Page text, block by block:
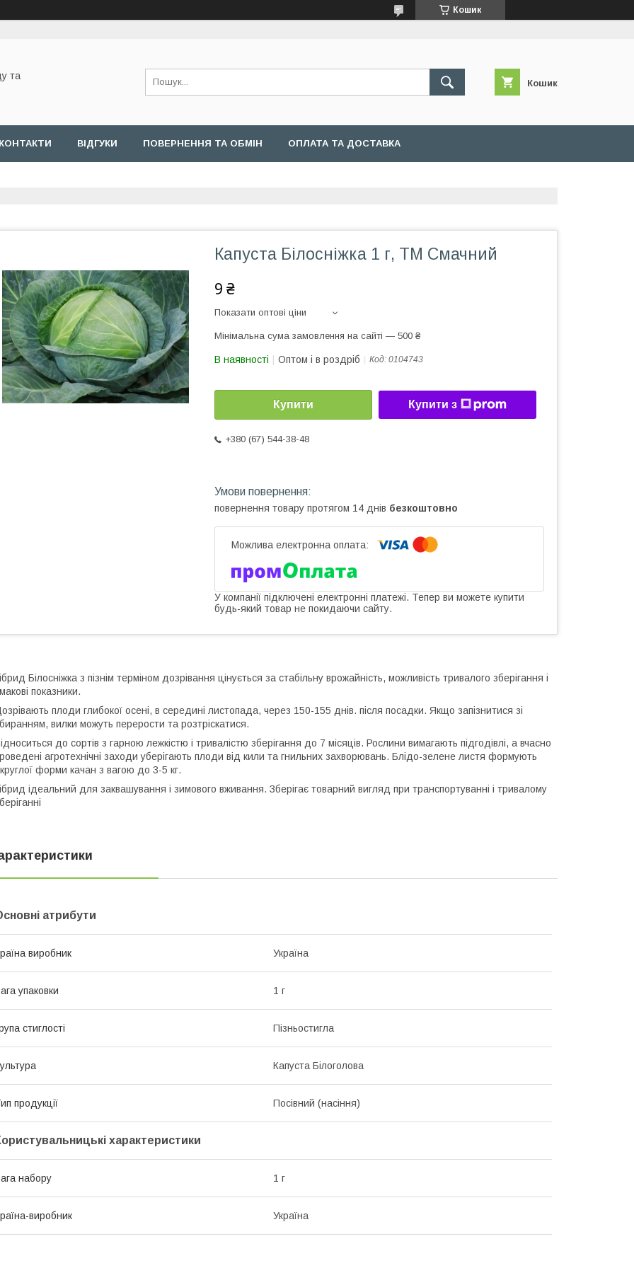
Кошик
та
Кошик
ВІДГУКИ ПОВЕРНЕННЯ ТА ОБМІН ОПЛАТА ТА ДОСТАВКА
Капуста Білосніжка 1 г, ТМ Смачний
9 ₴
Показати оптові ціни
Мінімальна сума замовлення на сайті — 500 ₴
В наявності Оптом і в роздріб Код: 0104743
Купити Купити з
+380 (67) 544-38-48
повернення товару протягом 14 днів безкоштовно
У компанії підключені електронні платежі. Тепер ви можете купити
будь-який товар не покидаючи сайту.
Білосніжка з пізнім терміном дозрівання цінується за стабільну врожайність, можливість тривалого зберігання і
показники.
плоди глибокої осені, в середині листопада, через 150-155 днів. після посадки. Якщо запізнитися зі
вилки можуть перерости та розтріскатися.
до сортів з гарною лежкістю і тривалістю зберігання до 7 місяців. Рослини вимагають підгодівлі, а вчасно
агротехнічні заходи уберігають плоди від кили та гнильних захворювань. Блідо-зелене листя формують
форми качан з вагою до 3-5 кг.
ідеальний для заквашування і зимового вживання. Зберігає товарний вигляд при транспортуванні і тривалому
атрибути
виробник Україна
упаковки 1 г
стиглості Пізньостигла
Капуста Білоголова
продукції Посівний (насіння)
характеристики
набору 1 г
виробник Україна